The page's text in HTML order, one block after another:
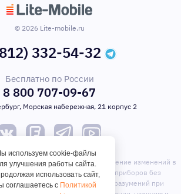
© 2026 Lite-mobile.ru
332-54-32
Бесплатно по России
8 800 707-09-67
Морская набережная, 21 корпус 2
за собой право на внесение изменений в
дизайн и комплектацию приборов без
Во избежание недоразумений при
используем cookie-файлы
улучшения работы сайта.
использовать сайт,
соглашаетесь с Политикой